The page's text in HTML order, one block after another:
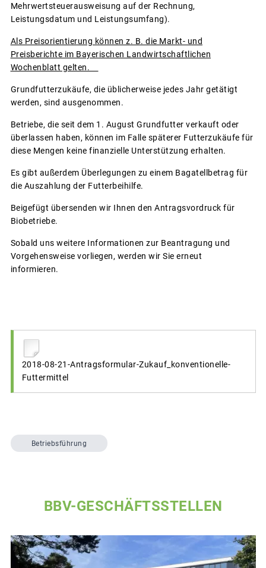
Mehrwertsteuerausweisung auf der Rechnung,
Leistungsdatum und Leistungsumfang).
Als Preisorientierung können z. B. die Markt- und
Preisberichte im Bayerischen Landwirtschaftlichen
Wochenblatt gelten.
Grundfutterzukäufe, die üblicherweise jedes Jahr getätigt
werden, sind ausgenommen.
Betriebe, die seit dem 1. August Grundfutter verkauft oder
überlassen haben, können im Falle späterer Futterzukäufe für
diese Mengen keine finanzielle Unterstützung erhalten.
Es gibt außerdem Überlegungen zu einem Bagatellbetrag für
die Auszahlung der Futterbeihilfe.
Beigefügt übersenden wir Ihnen den Antragsvordruck für
Biobetriebe.
Sobald uns weitere Informationen zur Beantragung und
Vorgehensweise vorliegen, werden wir Sie erneut
informieren.
2018-08-21-Antragsformular-Zukauf_konventionelle-
Futtermittel
Betriebsführung
BBV-GESCHÄFTSSTELLEN